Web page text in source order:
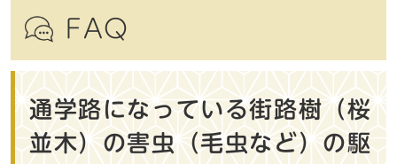
FAQ
通学路になっている街路樹（桜
並木）の害虫（毛虫など）の駆